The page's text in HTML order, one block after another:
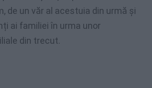
de un văr al acestuia din urmă și
ai familiei în urma unor
din trecut.